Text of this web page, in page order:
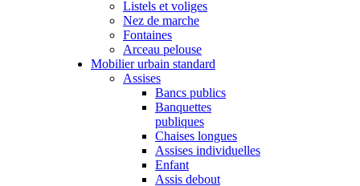
Listels et voliges
Nez de marche
Fontaines
Arceau pelouse
Mobilier urbain standard
Assises
Bancs publics
Banquettes
publiques
Chaises longues
Assises individuelles
Enfant
Assis debout